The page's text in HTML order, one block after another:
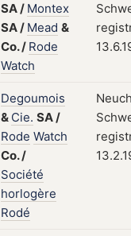
SA/ Montex
SA/ Mead &
Co./ Rode
Watch
Degoumois
& Cie. SA/
Rode Watch
Co./
Société
horlogère
Rodé